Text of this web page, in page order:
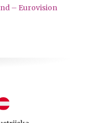
– Eurovision